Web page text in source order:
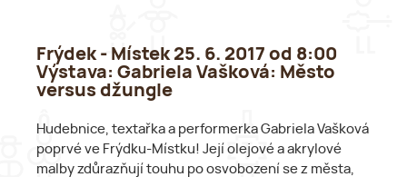
Frýdek - Místek 25. 6. 2017 od 8:00
Výstava: Gabriela Vašková: Město
versus džungle
Hudebnice, textařka a performerka Gabriela Vašková
poprvé ve Frýdku-Místku! Její olejové a akrylové
malby zdůrazňují touhu po osvobození se z města,